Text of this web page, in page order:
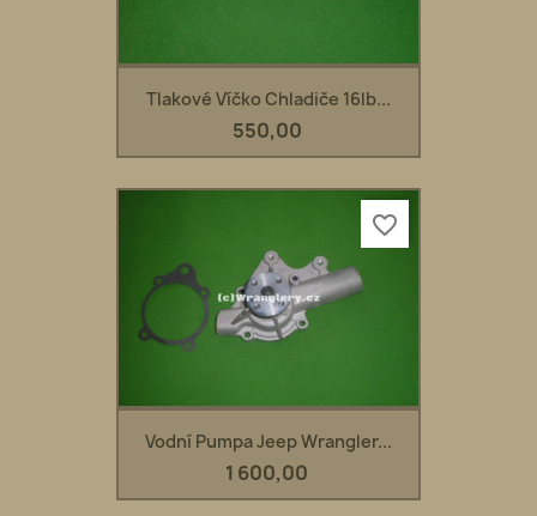
Tlakové Víčko Chladiče 16lb...
550,00
Vodní Pumpa Jeep Wrangler...
1 600,00
favorite_border